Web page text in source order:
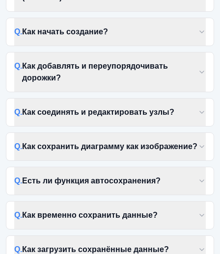
Q.Как начать создание?
Q.Как добавлять и переупорядочивать
дорожки?
Q.Как соединять и редактировать узлы?
Q.Как сохранить диаграмму как изображение?
Q.Есть ли функция автосохранения?
Q.Как временно сохранить данные?
Q.Как загрузить сохранённые данные?